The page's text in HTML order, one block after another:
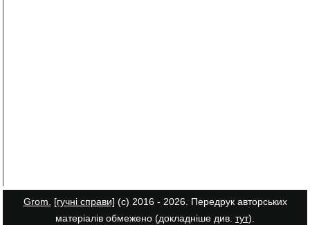
Grom. [гучні справи] (с) 2016 - 2026. Передрук авторських
матеріалів обмежено (докладніше див. тут).